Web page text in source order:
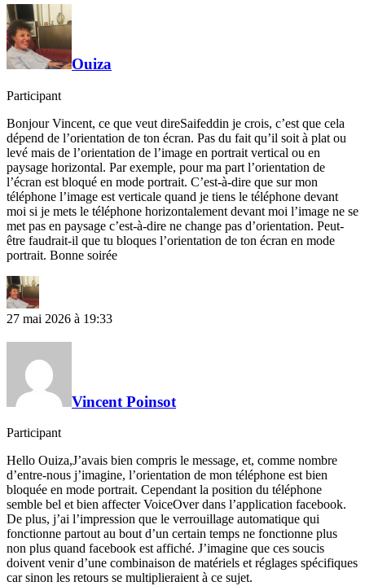
Ouiza
Participant
Bonjour Vincent, ce que veut direSaifeddin je crois, c’est que cela
dépend de l’orientation de ton écran. Pas du fait qu’il soit à plat ou
levé mais de l’orientation de l’image en portrait vertical ou en
paysage horizontal. Par exemple, pour ma part l’orientation de
l’écran est bloqué en mode portrait. C’est-à-dire que sur mon
téléphone l’image est verticale quand je tiens le téléphone devant
moi si je mets le téléphone horizontalement devant moi l’image ne se
met pas en paysage c’est-à-dire ne change pas d’orientation. Peut-
être faudrait-il que tu bloques l’orientation de ton écran en mode
portrait. Bonne soirée
27 mai 2026 à 19:33
Vincent Poinsot
Participant
Hello Ouiza,J’avais bien compris le message, et, comme nombre
d’entre-nous j’imagine, l’orientation de mon téléphone est bien
bloquée en mode portrait. Cependant la position du téléphone
semble bel et bien affecter VoiceOver dans l’application facebook.
De plus, j’ai l’impression que le verrouillage automatique qui
fonctionne partout au bout d’un certain temps ne fonctionne plus
non plus quand facebook est affiché. J’imagine que ces soucis
doivent venir d’une combinaison de matériels et réglages spécifiques
car sinon les retours se multiplieraient à ce sujet.